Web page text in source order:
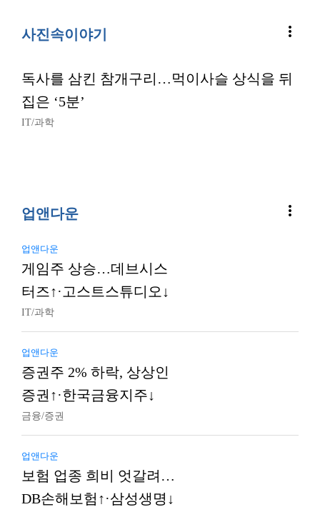
사진속이야기 more_vert
독사를 삼킨 참개구리…먹이사슬 상식을 뒤
집은 ‘5분’
IT/과학
업앤다운 more_vert
업앤다운
게임주 상승…데브시스
터즈↑·고스트스튜디오↓
IT/과학
업앤다운
증권주 2% 하락, 상상인
증권↑·한국금융지주↓
금융/증권
업앤다운
보험 업종 희비 엇갈려…
DB손해보험↑·삼성생명↓